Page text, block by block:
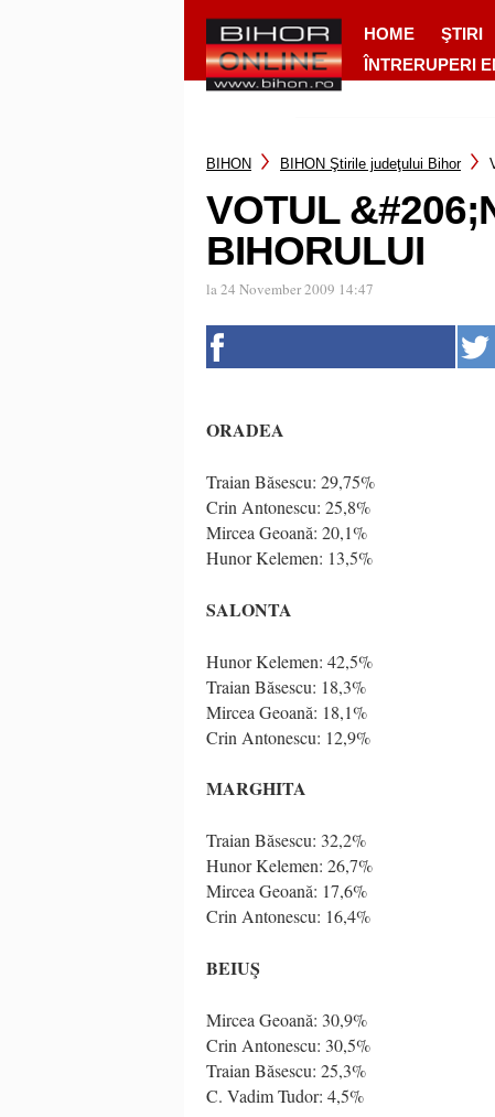
HOME ŞTIRI
ÎNTRERUPERI
BIHON BIHON Ştirile judeţului Bihor
VOTUL
BIHORULUI
la 24 November 2009 14:47
ORADEA
Traian Băsescu: 29,75%
Crin Antonescu: 25,8%
Mircea Geoană: 20,1%
Hunor Kelemen: 13,5%
SALONTA
Hunor Kelemen: 42,5%
Traian Băsescu: 18,3%
Mircea Geoană: 18,1%
Crin Antonescu: 12,9%
MARGHITA
Traian Băsescu: 32,2%
Hunor Kelemen: 26,7%
Mircea Geoană: 17,6%
Crin Antonescu: 16,4%
BEIUŞ
Mircea Geoană: 30,9%
Crin Antonescu: 30,5%
Traian Băsescu: 25,3%
C. Vadim Tudor: 4,5%